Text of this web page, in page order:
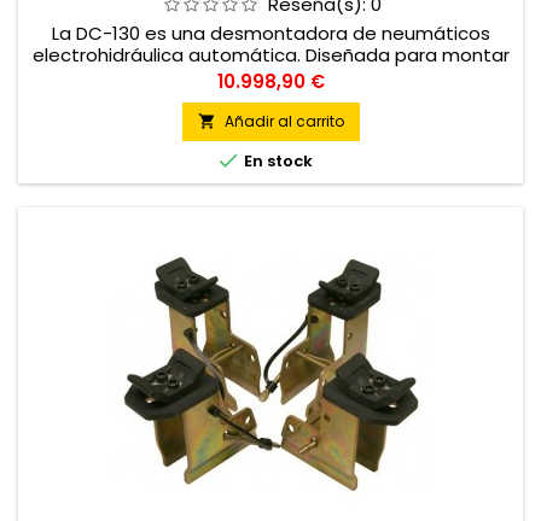
La DC-130 es una desmontadora de neumáticos
electrohidráulica automática. Diseñada para montar
y desmontar ruedas de camión, autobús, agrícola,
industrial y forestal
Precio
10.998,90 €
 Añadir al carrito
 En stock